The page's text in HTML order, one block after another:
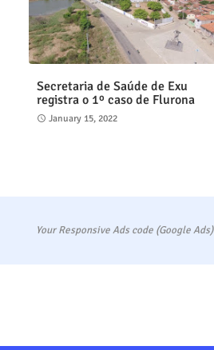
Secretaria de Saúde de Exu
registra o 1º caso de Flurona
January 15, 2022
Your Responsive Ads code (Google Ads)